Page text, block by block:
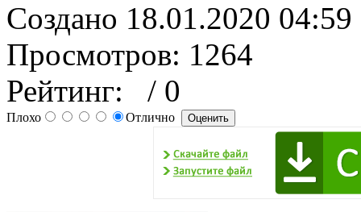
Создано 18.01.2020 04:59
Просмотров: 1264
Рейтинг:
/ 0
Плохо Отлично